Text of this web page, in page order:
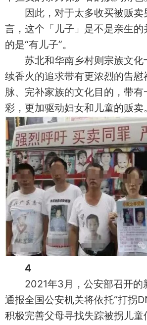
因此，对于太多收买被贩卖
言，这个「儿子」是不是亲生
的是“有儿子”。
苏北和华南乡村则宗族文化
续香火的追求带有更浓烈的告慰
脉、完补家族的文化目的，带
彩，更加驱动妇女和儿童的贩卖。
4
2021年3月，公安部召开的
通报全国公安机关将依托“打拐
积极完善父母寻找失踪被拐儿童